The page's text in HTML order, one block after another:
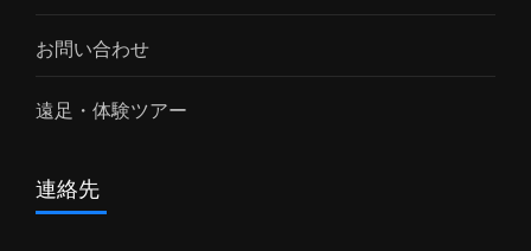
お問い合わせ
遠足・体験ツアー
連絡先